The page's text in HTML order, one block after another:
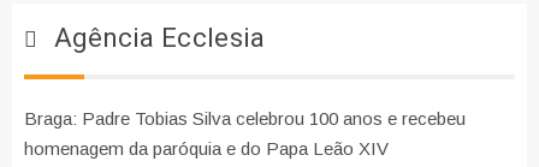
Agência Ecclesia
Braga: Padre Tobias Silva celebrou 100 anos e recebeu
homenagem da paróquia e do Papa Leão XIV